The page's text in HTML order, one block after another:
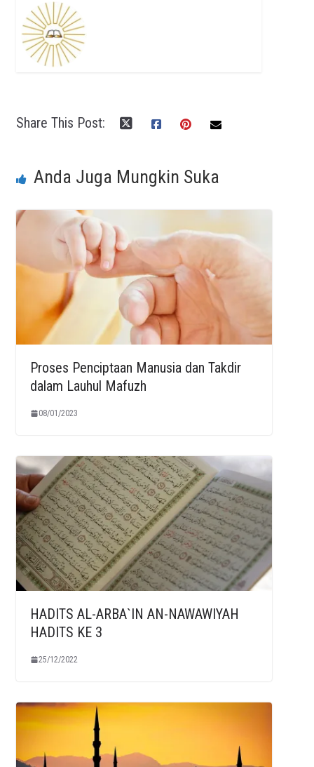
Share This Post:
Anda Juga Mungkin Suka
Proses Penciptaan Manusia dan Takdir
dalam Lauhul Mafuzh
08/01/2023
HADITS AL-ARBA`IN AN-NAWAWIYAH
HADITS KE 3
25/12/2022